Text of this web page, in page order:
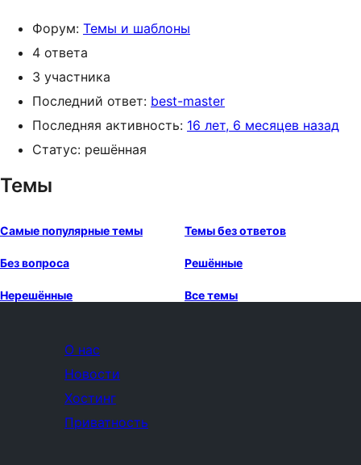
Форум: Темы и шаблоны
4 ответа
3 участника
Последний ответ: best-master
Последняя активность: 16 лет, 6 месяцев назад
Статус: решённая
Темы
Самые популярные темы Темы без ответов
Без вопроса Решённые
Нерешённые Все темы
О нас
Новости
Хостинг
Приватность